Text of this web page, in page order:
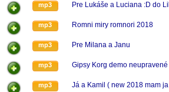
mp3 Pre Lukáše a Luciana :D do
mp3 Romni miry romnori 2018
mp3 Pre Milana a Janu
mp3 Gipsy Korg demo
mp3 Já a Kamil ( new 2018 mam ja